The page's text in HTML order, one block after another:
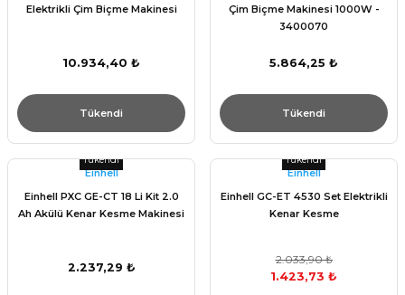
Elektrikli Çim Biçme Makinesi
10.934,40 ₺
Tükendi
Çim Biçme Makinesi 1000W -
3400070
5.864,25 ₺
Tükendi
Tükendi
Einhell
Einhell PXC GE-CT 18 Li Kit 2.0
Ah Akülü Kenar Kesme Makinesi
2.237,29 ₺
Tükendi
Einhell
Einhell GC-ET 4530 Set Elektrikli
Kenar Kesme
2.033,90 ₺
1.423,73 ₺